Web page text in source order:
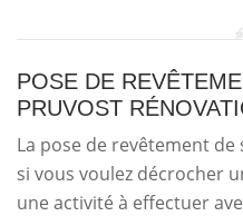
POSE DE
PRUVOST
La pose de revêtement
si vous voulez décrocher
une activité à effectuer